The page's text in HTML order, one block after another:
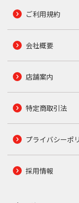
ご利用規約
会社概要
店舗案内
特定商取引法
プライバシーポ
採用情報